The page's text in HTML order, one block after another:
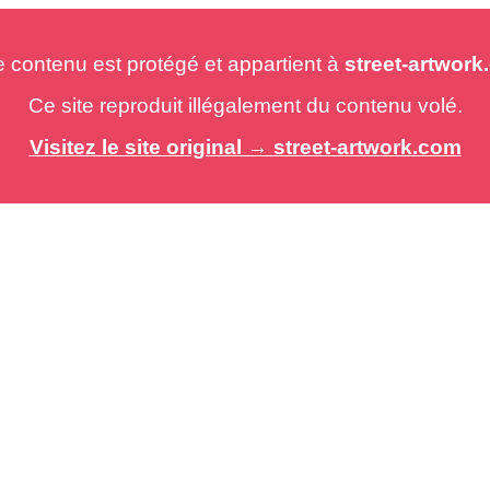
est protégé et appartient à street-
Ce site reproduit illégalement du contenu volé.
Visitez le site original → street-artwork.com